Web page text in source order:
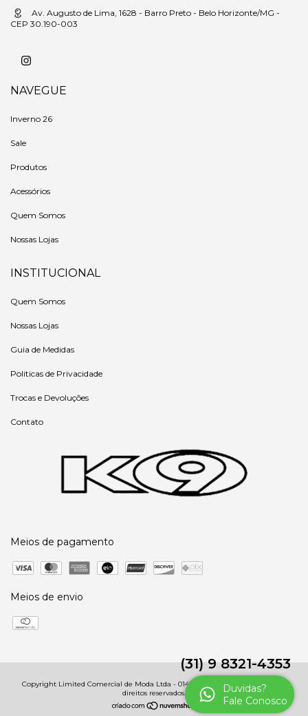
(31) 9 8321-4353
Duvidas?
Fale Conosco
Av. Augusto de Lima, 1628 - Barro Preto - Belo Horizonte/MG -
CEP 30.190-003
NAVEGUE
Inverno 26
Sale
Produtos
Acessórios
Quem Somos
Nossas Lojas
INSTITUCIONAL
Quem Somos
Nossas Lojas
Guia de Medidas
Politicas de Privacidade
Trocas e Devoluções
Contato
Meios de pagamento
Meios de envio
Copyright Limited Comercial de Moda Ltda - 01485091000246 - 2026. Todos os
direitos reservados.